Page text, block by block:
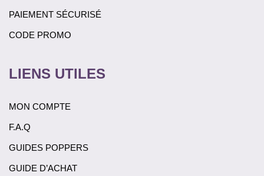
PAIEMENT SÉCURISÉ
CODE PROMO
LIENS UTILES
MON COMPTE
F.A.Q
GUIDES POPPERS
GUIDE D’ACHAT